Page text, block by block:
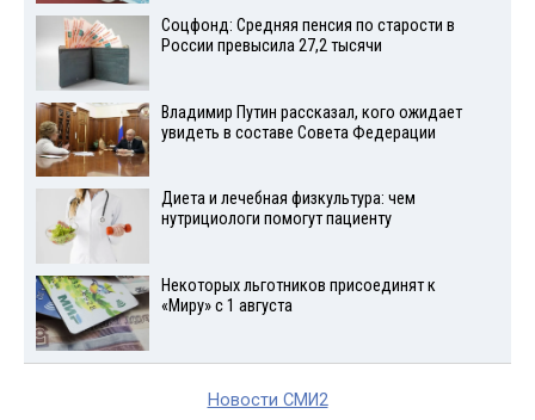
Соцфонд: Средняя пенсия по старости в
России превысила 27,2 тысячи
Владимир Путин рассказал, кого ожидает
увидеть в составе Совета Федерации
Диета и лечебная физкультура: чем
нутрициологи помогут пациенту
Некоторых льготников присоединят к
«Миру» с 1 августа
Новости СМИ2